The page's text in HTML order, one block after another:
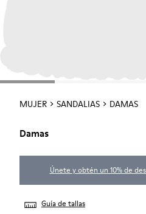
MUJER SANDALIAS DAMAS
Damas
Únete y obtén un 10% de
Guía de tallas